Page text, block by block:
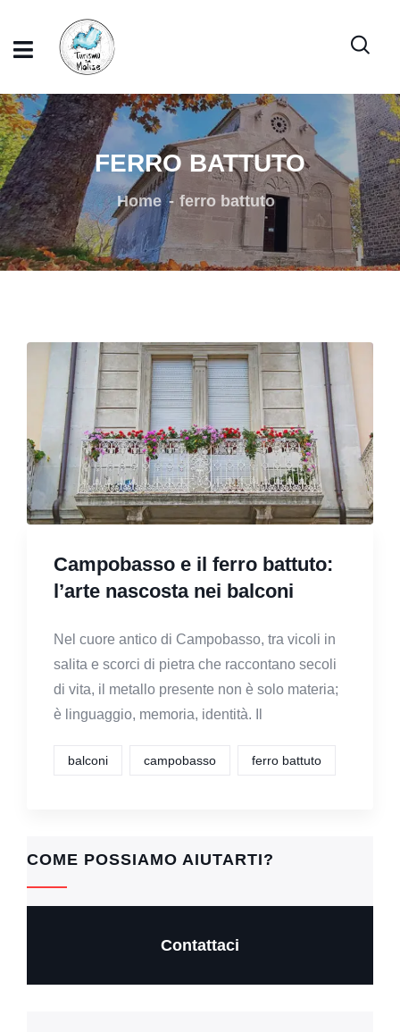
FERRO BATTUTO
Home ferro battuto
Campobasso e il ferro battuto:
l’arte nascosta nei balconi
Nel cuore antico di Campobasso, tra vicoli in
salita e scorci di pietra che raccontano secoli
di vita, il metallo presente non è solo materia;
è linguaggio, memoria, identità. Il
balconi campobasso ferro battuto
COME POSSIAMO AIUTARTI?
Contattaci